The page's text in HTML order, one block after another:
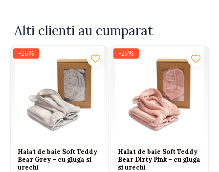
Alti clienti au cumparat
-26%
Halat de baie Soft Teddy
Bear Grey – cu gluga si
urechi
-25%
Halat de baie Soft Teddy
Bear Dirty Pink – cu gluga
si urechi